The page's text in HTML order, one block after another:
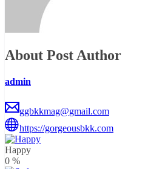
About Post Author
admin
ggbkkmag@gmail.com
https://gorgeousbkk.com
Happy
0 %